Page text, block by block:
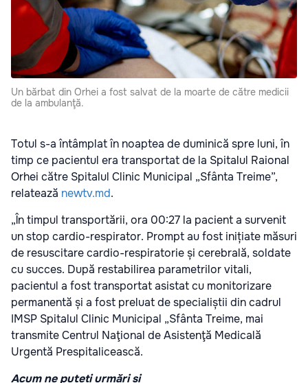
Un bărbat din Orhei a fost salvat de la moarte de către medicii
de la ambulanţă.
Totul s-a întâmplat în noaptea de duminică spre luni, în
timp ce pacientul era transportat de la Spitalul Raional
Orhei către Spitalul Clinic Municipal „Sfânta Treime”,
relatează newtv.md.
„În timpul transportării, ora 00:27 la pacient a survenit
un stop cardio-respirator. Prompt au fost inițiate măsuri
de resuscitare cardio-respiratorie și cerebrală, soldate
cu succes. După restabilirea parametrilor vitali,
pacientul a fost transportat asistat cu monitorizare
permanentă și a fost preluat de specialiștii din cadrul
IMSP Spitalul Clinic Municipal „Sfânta Treime, mai
transmite Centrul Naţional de Asistenţă Medicală
Urgentă Prespitalicească.
Acum ne puteți urmări și